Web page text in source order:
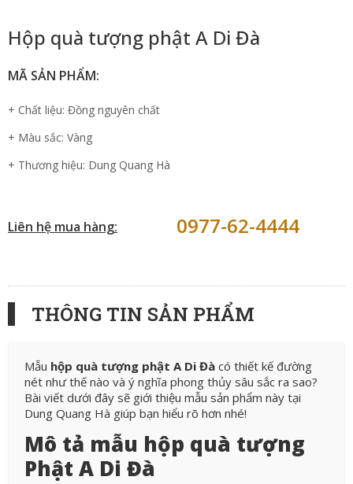
Hộp quà tượng phật A Di Đà
MÃ SẢN PHẨM:
+ Chất liệu: Đồng nguyên chất
+ Màu sắc: Vàng
+ Thương hiệu: Dung Quang Hà
Liên hệ mua hàng: 0977-62-4444
THÔNG TIN SẢN PHẨM
Mẫu hộp quà tượng phật A Di Đà có thiết kế đường
nét như thế nào và ý nghĩa phong thủy sâu sắc ra sao?
Bài viết dưới đây sẽ giới thiệu mẫu sản phẩm này tại
Dung Quang Hà giúp bạn hiểu rõ hơn nhé!
Mô tả mẫu hộp quà tượng
Phật A Di Đà